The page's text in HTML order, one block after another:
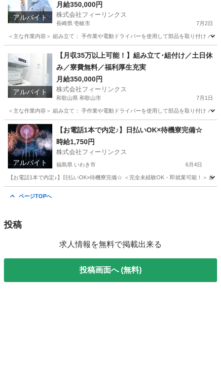
アルバイト
月給350,000円
株式会社フィーリンクス
長崎県 壱岐市 7月2日
＜主な作業内容＞ 組み立て： 手作業や電動ドライバーを使用して部品を取り付け バ
工場 電動
アルバイト
【月収35万以上可能！】組み立て･組付け／土日休
み／寮費無料／福利厚生充実
月給350,000円
株式会社フィーリンクス
和歌山県 和歌山市 7月1日
＜主な作業内容＞ 組み立て： 手作業や電動ドライバーを使用して部品を取り付け バ
和歌山 和歌山市 工場 電動
アルバイト
【お電話1本で内定♪】日払いOK×待機寮完備☆
時給1,750円
株式会社フィーリンクス
福島県 いわき市 6月4日
【お電話1本で内定♪】日払いOK×待機寮完備☆ ＜完全未経験OK・即就業可能！＞
ページTOPへ
投稿
求人情報を無料で掲載出来る
投稿画面へ (無料)